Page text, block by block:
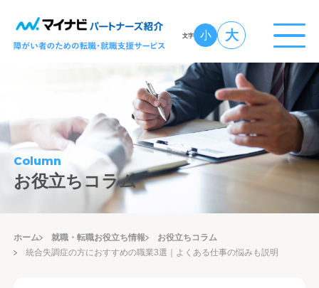
文字 小 大
Column
お役立ちコラム
ホーム 就職・転職お役立ち情報
お役立ちコラム
統合失調症の方におすすめの職業3選｜よくある仕事の悩みも説明